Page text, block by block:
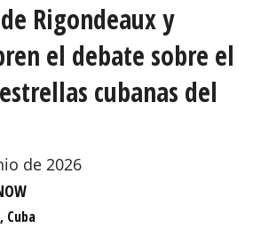
Rigondeaux y
el debate sobre el
cubanas del
de 2026
Cuba